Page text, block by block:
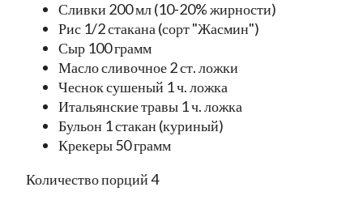
Сливки 200 мл (10-20% жирности)
Рис 1/2 стакана (сорт "Жасмин")
Сыр 100 грамм
Масло сливочное 2 ст. ложки
Чеснок сушеный 1 ч. ложка
Итальянские травы 1 ч. ложка
Бульон 1 стакан (куриный)
Крекеры 50 грамм
Количество порций 4